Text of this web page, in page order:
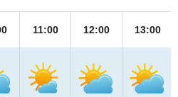
11:00 12:00 13:00